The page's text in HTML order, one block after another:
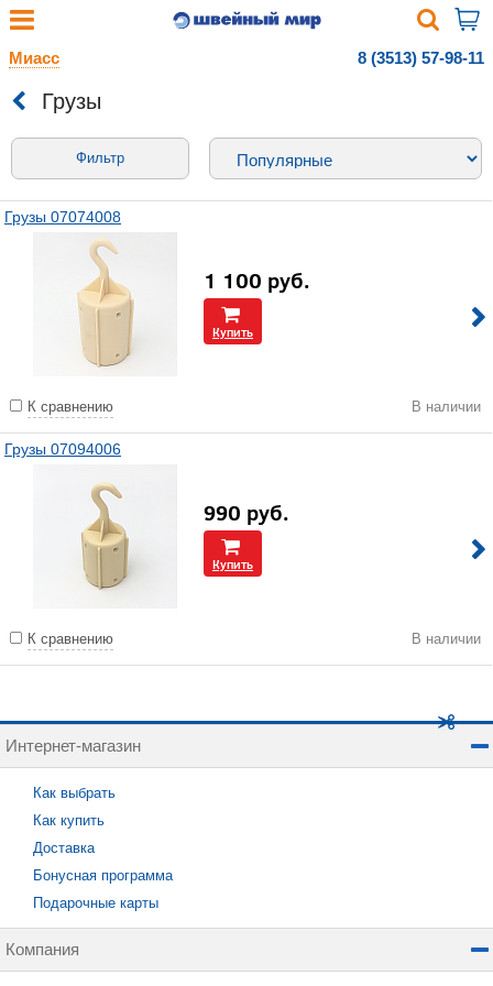
Миасс 8 (3513) 57-98-11
Грузы
Фильтр
Грузы 07074008
1 100 руб.
Купить
К сравнению В наличии
Грузы 07094006
990 руб.
Купить
К сравнению В наличии
Интернет-магазин
Как выбрать
Как купить
Доставка
Бонусная программа
Подарочные карты
Компания